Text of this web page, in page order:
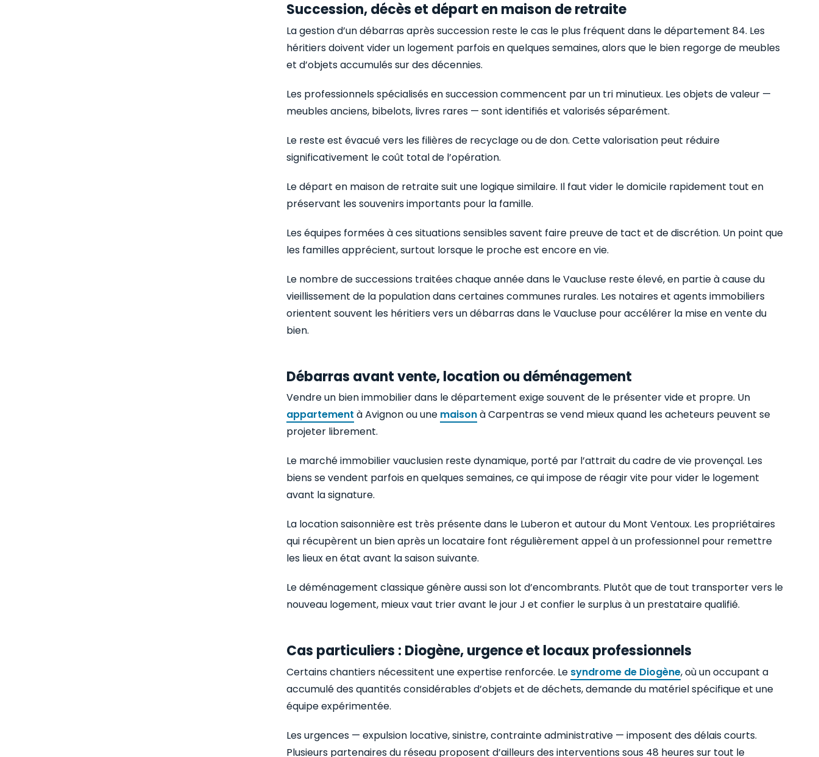
Succession, décès et départ en maison de retraite
La gestion d’un débarras après succession reste le cas le plus fréquent dans le département 84. Les
héritiers doivent vider un logement parfois en quelques semaines, alors que le bien regorge de meubles
et d’objets accumulés sur des décennies.
Les professionnels spécialisés en succession commencent par un tri minutieux. Les objets de valeur —
meubles anciens, bibelots, livres rares — sont identifiés et valorisés séparément.
Le reste est évacué vers les filières de recyclage ou de don. Cette valorisation peut réduire
significativement le coût total de l’opération.
Le départ en maison de retraite suit une logique similaire. Il faut vider le domicile rapidement tout en
préservant les souvenirs importants pour la famille.
Les équipes formées à ces situations sensibles savent faire preuve de tact et de discrétion. Un point que
les familles apprécient, surtout lorsque le proche est encore en vie.
Le nombre de successions traitées chaque année dans le Vaucluse reste élevé, en partie à cause du
vieillissement de la population dans certaines communes rurales. Les notaires et agents immobiliers
orientent souvent les héritiers vers un débarras dans le Vaucluse pour accélérer la mise en vente du
bien.
Débarras avant vente, location ou déménagement
Vendre un bien immobilier dans le département exige souvent de le présenter vide et propre. Un
appartement à Avignon ou une maisonà Carpentras se vend mieux quand les acheteurs peuvent se
projeter librement.
Le marché immobilier vauclusien reste dynamique, porté par l’attrait du cadre de vie provençal. Les
biens se vendent parfois en quelques semaines, ce qui impose de réagir vite pour vider le logement
avant la signature.
La location saisonnière est très présente dans le Luberon et autour du Mont Ventoux. Les propriétaires
qui récupèrent un bien après un locataire font régulièrement appel à un professionnel pour remettre
les lieux en état avant la saison suivante.
Le déménagement classique génère aussi son lot d’encombrants. Plutôt que de tout transporter vers le
nouveau logement, mieux vaut trier avant le jour J et confier le surplus à un prestataire qualifié.
Cas particuliers : Diogène, urgence et locaux professionnels
Certains chantiers nécessitent une expertise renforcée. Le syndrome de Diogène, où un occupant a
accumulé des quantités considérables d’objets et de déchets, demande du matériel spécifique et une
équipe expérimentée.
Les urgences — expulsion locative, sinistre, contrainte administrative — imposent des délais courts.
Plusieurs partenaires du réseau proposent d’ailleurs des interventions sous 48 heures sur tout le